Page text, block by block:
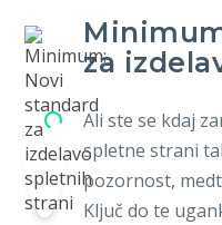
Prijava
Registracija
za
Ali ste se kdaj
spletne strani
pozornost,
Ključ do te